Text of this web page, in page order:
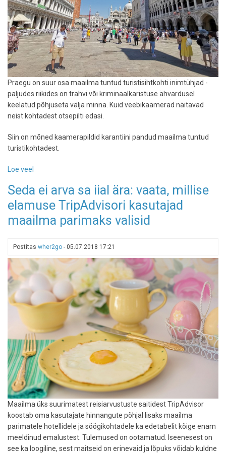
Praegu on suur osa maailma tuntud turistisihtkohti inimtühjad -
paljudes riikides on trahvi või kriminaalkaristuse ähvardusel
keelatud põhjuseta välja minna. Kuid veebikaamerad näitavad
neist kohtadest otsepilti edasi.
Siin on mõned kaamerapildid karantiini pandud maailma tuntud
turistikohtadest.
Loe veel
seisab
-
siin
on
meile
kõigile
tuntud,
inimtühjadest
paikadest
Seda ei arva sa iial ära: vaata, millise
elamuse TripAdvisori kasutajad
maailma parimaks valisid
Postitas wher2go - 05.07.2018 17:21
Maailma üks suurimatest reisiarvustuste saitidest TripAdvisor
koostab oma kasutajate hinnangute põhjal lisaks maailma
parimatele hotellidele ja söögikohtadele ka edetabelit kõige enam
meeldinud emalustest. Tulemused on ootamatud. Iseenesest on
see ka loogiline, sest maitseid on erinevaid ja lõpuks võidab kuldne